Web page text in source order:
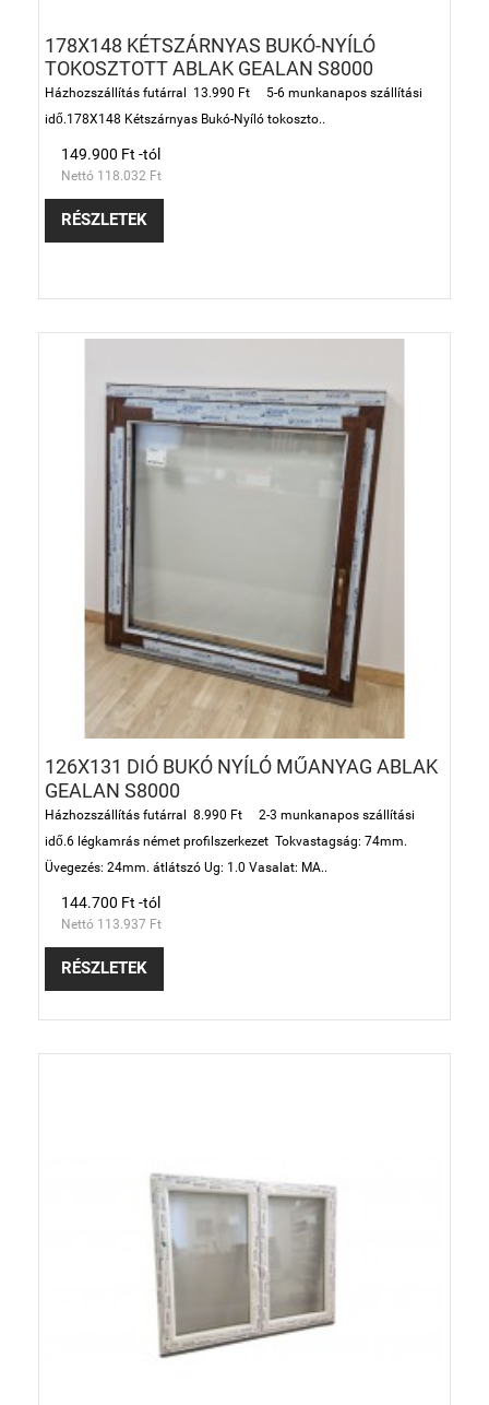
178X148 KÉTSZÁRNYAS BUKÓ-NYÍLÓ
TOKOSZTOTT ABLAK GEALAN S8000
Házhozszállítás futárral 13.990 Ft 5-6 munkanapos szállítási
idő.178X148 Kétszárnyas Bukó-Nyíló tokoszto..
149.900 Ft -tól
Nettó 118.032 Ft
RÉSZLETEK
126X131 DIÓ BUKÓ NYÍLÓ MŰANYAG ABLAK
GEALAN S8000
Házhozszállítás futárral 8.990 Ft 2-3 munkanapos szállítási
idő.6 légkamrás német profilszerkezet Tokvastagság: 74mm.
Üvegezés: 24mm. átlátszó Ug: 1.0 Vasalat: MA..
144.700 Ft -tól
Nettó 113.937 Ft
RÉSZLETEK